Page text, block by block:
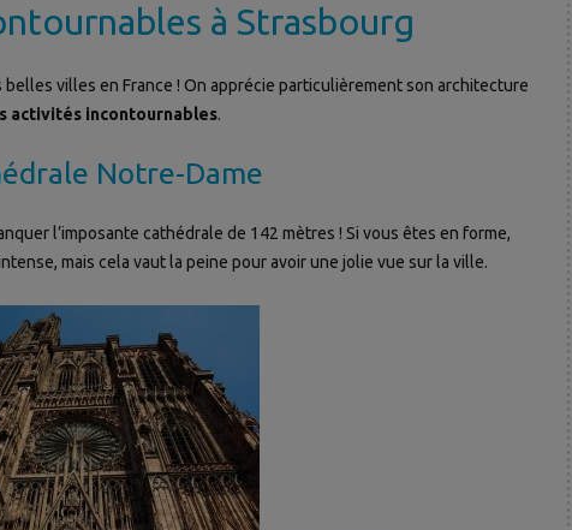
à Strasbourg
belles villes en France ! On apprécie particulièrement son architecture
activités incontournables.
Notre-Dame
l’imposante cathédrale de 142 mètres ! Si vous êtes en forme,
mais cela vaut la peine pour avoir une jolie vue sur la ville.